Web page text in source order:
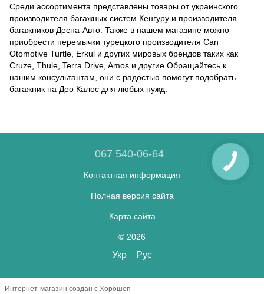
Среди ассортимента представлены товары от украинского
производителя багажных систем Кенгуру и производителя
багажников Десна-Авто. Также в нашем магазине можно
приобрести перемычки турецкого производителя Can
Otomotive Turtle, Erkul и других мировых брендов таких как
Cruze, Thule, Terra Drive, Amos и другие Обращайтесь к
нашим консультантам, они с радостью помогут подобрать
багажник на Део Калос для любых нужд.
067 540-06-64
Контактная информация
Полная версия сайта
Карта сайта
© 2026
Укр Рус
Интернет-магазин создан с Хорошоп